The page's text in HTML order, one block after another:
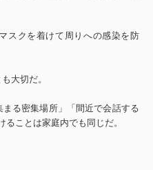
スクを着けて周りへの感染を防
大切だ。
まる密集場所」「間近で会話する
ことは家庭内でも同じだ。